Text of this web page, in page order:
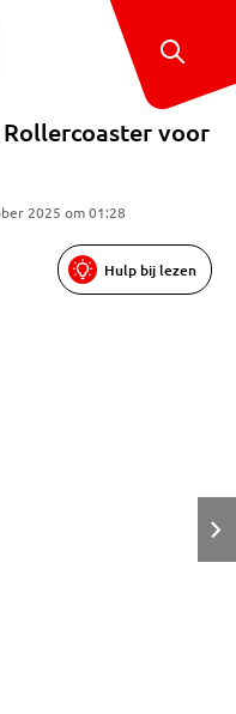
voor
2025 om 01:28
Hulp bij lezen